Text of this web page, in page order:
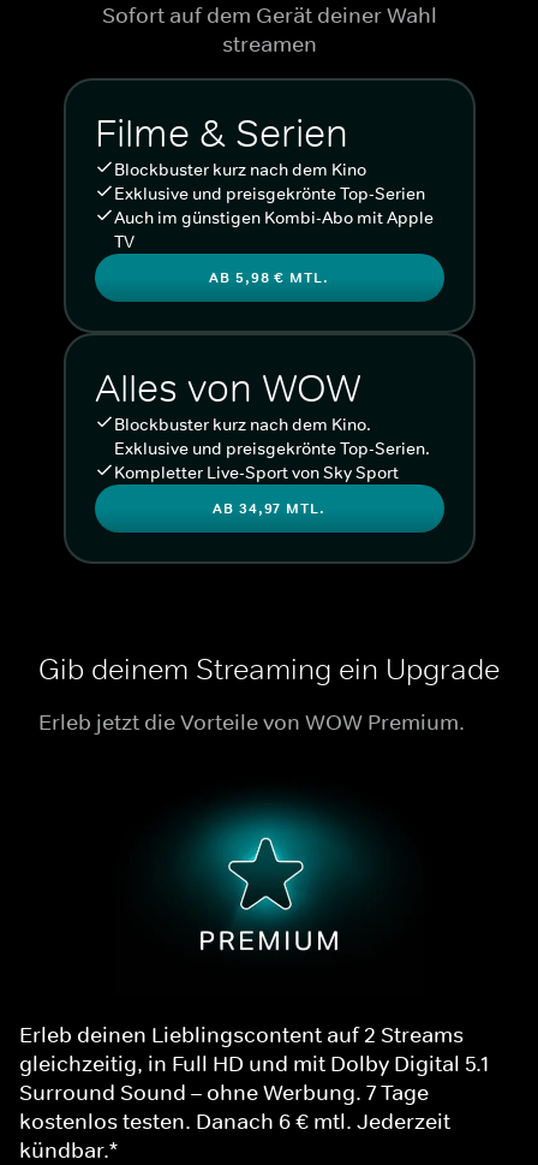
Sofort auf dem Gerät deiner Wahl
streamen
Filme & Serien
Blockbuster kurz nach dem Kino
Exklusive und preisgekrönte Top-Serien
Auch im günstigen Kombi-Abo mit Apple
TV
AB 5,98 € MTL.
Alles von WOW
Blockbuster kurz nach dem Kino.
Exklusive und preisgekrönte Top-Serien.
Kompletter Live-Sport von Sky Sport
AB 34,97 MTL.
Gib deinem Streaming ein Upgrade
Erleb jetzt die Vorteile von WOW Premium.
Erleb deinen Lieblingscontent auf 2 Streams
gleichzeitig, in Full HD und mit Dolby Digital 5.1
Surround Sound – ohne Werbung. 7 Tage
kostenlos testen. Danach 6 € mtl. Jederzeit
kündbar.*